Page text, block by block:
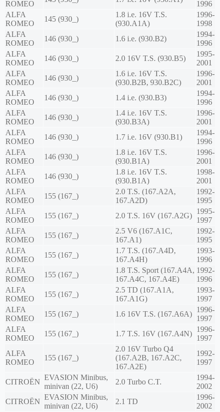
ROMEO
1996
ALFA
ROMEO
145 (930_)
1.8 i.e. 16V T.S.
(930.A1A)
1996-
1998
ALFA
ROMEO
146 (930_) 1.6 i.e. (930.B2)
1994-
1996
ALFA
ROMEO
146 (930_) 2.0 16V T.S. (930.B5)
1995-
2001
ALFA
ROMEO
146 (930_)
1.6 i.e. 16V T.S.
(930.B2B, 930.B2C)
1996-
2001
ALFA
ROMEO
146 (930_) 1.4 i.e. (930.B3)
1994-
1996
ALFA
ROMEO
146 (930_)
1.4 i.e. 16V T.S.
(930.B3A)
1996-
2001
ALFA
ROMEO
146 (930_) 1.7 i.e. 16V (930.B1)
1994-
1996
ALFA
ROMEO
146 (930_)
1.8 i.e. 16V T.S.
(930.B1A)
1996-
2001
ALFA
ROMEO
146 (930_)
1.8 i.e. 16V T.S.
(930.B1A)
1998-
2001
ALFA
ROMEO
155 (167_)
2.0 T.S. (167.A2A,
167.A2D)
1992-
1995
ALFA
ROMEO
155 (167_) 2.0 T.S. 16V (167.A2G)
1995-
1997
ALFA
ROMEO
155 (167_)
2.5 V6 (167.A1C,
167.A1)
1992-
1995
ALFA
ROMEO
155 (167_)
1.7 T.S. (167.A4D,
167.A4H)
1993-
1996
ALFA
ROMEO
155 (167_)
1.8 T.S. Sport (167.A4A,
167.A4C, 167.A4E)
1992-
1996
ALFA
ROMEO
155 (167_)
2.5 TD (167.A1A,
167.A1G)
1993-
1997
ALFA
ROMEO
155 (167_) 1.6 16V T.S. (167.A6A)
1996-
1997
ALFA
ROMEO
155 (167_) 1.7 T.S. 16V (167.A4N)
1996-
1997
ALFA
ROMEO
155 (167_)
2.0 16V Turbo Q4
(167.A2B, 167.A2C,
167.A2E)
1992-
1997
CITROËN
EVASION Minibus,
minivan (22, U6)
2.0 Turbo C.T.
1994-
2002
CITROËN
EVASION Minibus,
minivan (22, U6)
2.1 TD
1996-
2002